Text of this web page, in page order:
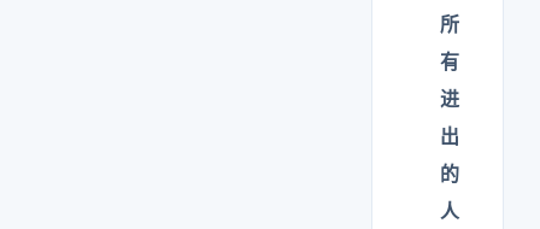
所
有
进
出
的
人